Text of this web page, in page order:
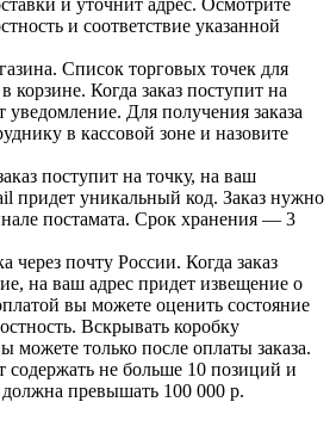
и соответствие указанной
Список торговых точек для
корзине. Когда заказ поступит на
уведомление. Для получения заказа
в кассовой зоне и назовите
поступит на точку, на ваш
придет уникальный код. Заказ нужно
постамата. Срок хранения — 3
через почту России. Когда заказ
на ваш адрес придет извещение о
вы можете оценить состояние
Вскрывать коробку
можете только после оплаты заказа.
содержать не больше 10 позиций и
должна превышать 100 000 р.